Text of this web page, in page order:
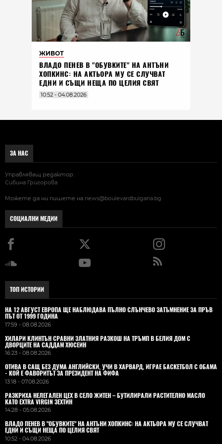
ЖИВОТ
ВЛАДO ПЕНЕВ В "ОБУВКИТЕ" НА АНТЪНИ
ХОПКИНС: НА АКТЬОРА МУ СЕ СЛУЧВАТ
ЕДНИ И СЪЩИ НЕЩА ПО ЦЕЛИЯ СВЯТ
10:52 - 04.08.2026
ЗА НАС
Управляващ редактор:
Сибина Григорова
Можете да ни пишете на news@boulevardbulgaria.bg
СОЦИАЛНИ МЕДИИ
ТОП ИСТОРИИ
НА 12 АВГУСТ ЕВРОПА ЩЕ НАБЛЮДАВА ПЪЛНО СЛЪНЧЕВО ЗАТЪМНЕНИЕ ЗА ПРЪВ
ПЪТ ОТ 1999 ГОДИНА
17:59 - 08.08.2026
ХИЛАРИ КЛИНТЪН СРАВНИ ЗЛАТНИЯ РАЗКОШ НА ТРЪМП В БЕЛИЯ ДОМ С
ДВОРЦИТЕ НА САДДАМ ХЮСЕИН
16:23 - 08.08.2026
ОТИВА В САЩ БЕЗ ДУМА АНГЛИЙСКИ, УЧИ В ХАРВАРД, ИГРАЕ БАСКЕТБОЛ С ОБАМА
- КОЙ Е ФАВОРИТЪТ ЗА ПРЕЗИДЕНТ НА ФИФА
13:18 - 07.08.2026
РАЗКРИХА НЕЛЕГАЛЕН ЦЕХ В СЕЛО ЖИТЕН – БУТИЛИРАЛИ РАСТИТЕЛНО МАСЛО
КАТО EXTRA VIRGIN ЗЕХТИН
14:28 - 05.08.2026
ВЛАДO ПЕНЕВ В "ОБУВКИТЕ" НА АНТЪНИ ХОПКИНС: НА АКТЬОРА МУ СЕ СЛУЧВАТ
ЕДНИ И СЪЩИ НЕЩА ПО ЦЕЛИЯ СВЯТ
10:52 - 04.08.2026